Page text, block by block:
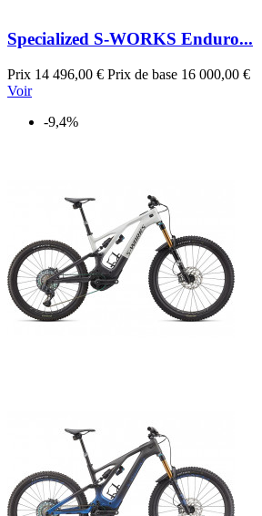
Specialized S-WORKS Enduro...
Prix 14 496,00 € Prix de base 16 000,00 €
Voir
-9,4%